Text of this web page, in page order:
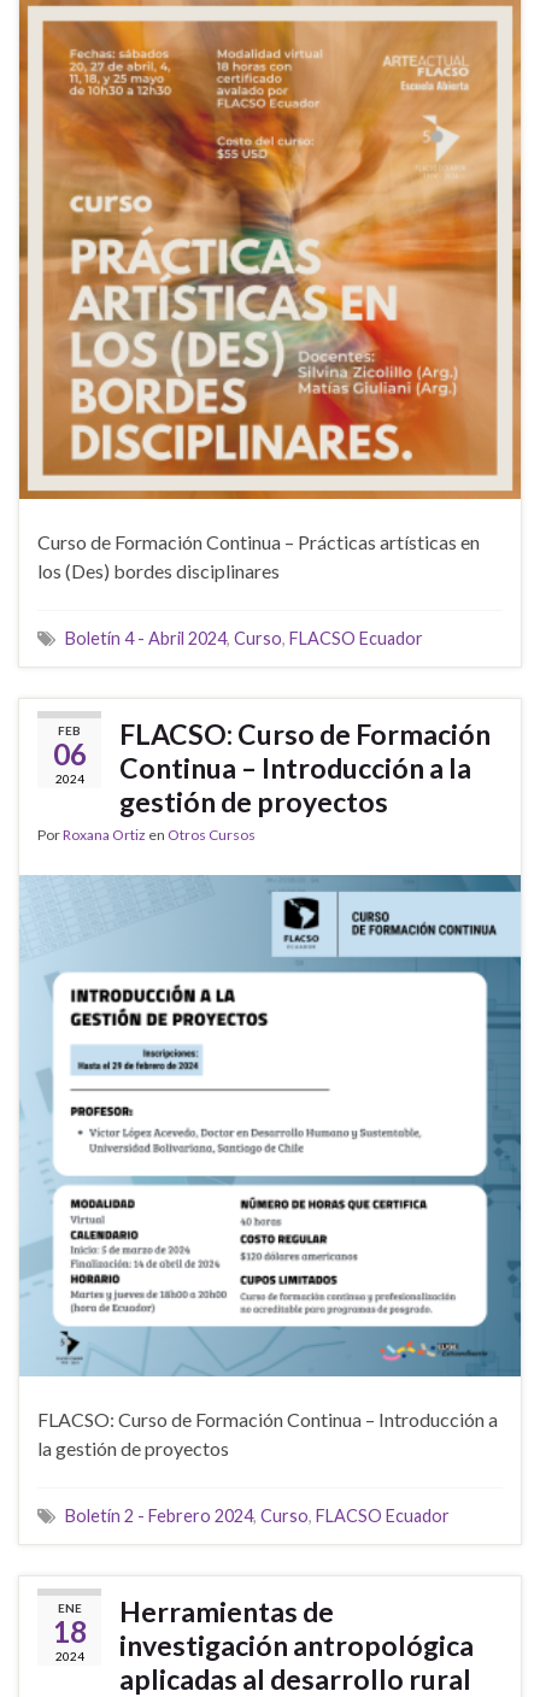
Curso de Formación Continua – Prácticas artísticas en
los (Des) bordes disciplinares
Boletín 4 - Abril 2024, Curso, FLACSO Ecuador
FEB
06
2024
FLACSO: Curso de Formación
Continua – Introducción a la
gestión de proyectos
PorRoxana Ortiz en Otros Cursos
FLACSO: Curso de Formación Continua – Introducción a
la gestión de proyectos
Boletín 2 - Febrero 2024, Curso, FLACSO Ecuador
ENE
18
2024
Herramientas de
investigación antropológica
aplicadas al desarrollo rural